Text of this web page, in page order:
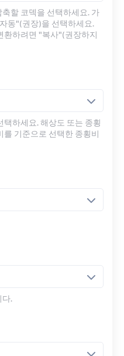
할 코덱을 선택하세요. 가
동"(권장)을 선택하세요.
환하려면 "복사"(권장하지
하세요. 해상도 또는 종횡
기준으로 선택한 종횡비
다.